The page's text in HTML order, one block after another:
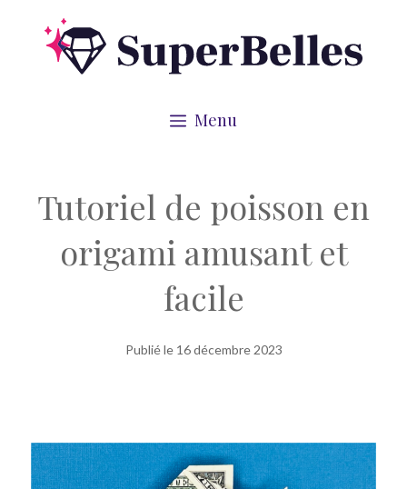
Menu
Tutoriel de poisson en
origami amusant et
facile
Publié le 16 décembre 2023